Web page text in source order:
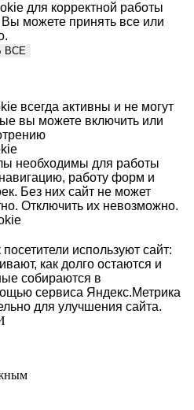
для корректной работы
можете принять все или
ВСЕ
всегда активны и не могут
вы можете включить или
необходимы для работы
работу форм и
Без них сайт не может
Отключить их невозможно.
используют сайт:
как долго остаются и
собираются в
сервиса Яндекс.Метрика
для улучшения сайта.